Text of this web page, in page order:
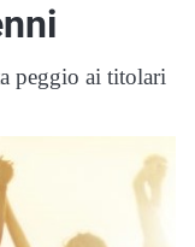
peggio ai titolari